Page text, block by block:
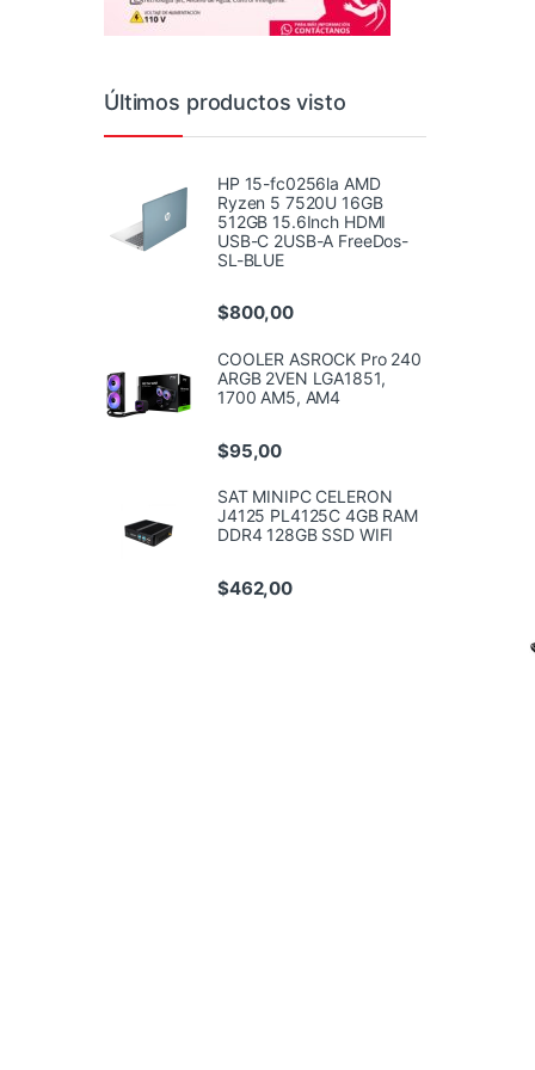
Últimos productos visto
HP 15-fc0256la AMD
Ryzen 5 7520U 16GB
512GB 15.6Inch HDMI
USB-C 2USB-A FreeDos-
SL-BLUE
$800,00
COOLER ASROCK Pro 240
ARGB 2VEN LGA1851,
1700 AM5, AM4
$95,00
SAT MINIPC CELERON
J4125 PL4125C 4GB RAM
DDR4 128GB SSD WIFI
$462,00